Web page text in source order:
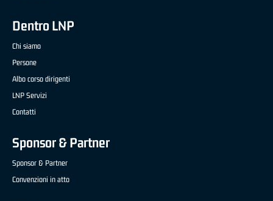
Dentro LNP
Chi siamo
Persone
Albo corso dirigenti
LNP Servizi
Contatti
Sponsor & Partner
Sponsor & Partner
Convenzioni in atto